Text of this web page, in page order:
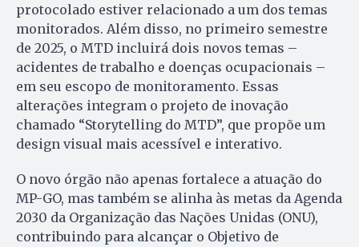
protocolado estiver relacionado a um dos temas
monitorados. Além disso, no primeiro semestre
de 2025, o MTD incluirá dois novos temas –
acidentes de trabalho e doenças ocupacionais –
em seu escopo de monitoramento. Essas
alterações integram o projeto de inovação
chamado “Storytelling do MTD”, que propõe um
design visual mais acessível e interativo.
O novo órgão não apenas fortalece a atuação do
MP-GO, mas também se alinha às metas da Agenda
2030 da Organização das Nações Unidas (ONU),
contribuindo para alcançar o Objetivo de